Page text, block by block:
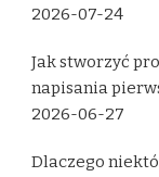
2026-07-24
Jak stworzyć
napisania
2026-06-27
Dlaczego